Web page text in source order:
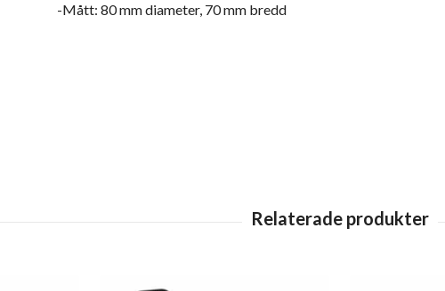
-Mått: 80 mm diameter, 70 mm bredd